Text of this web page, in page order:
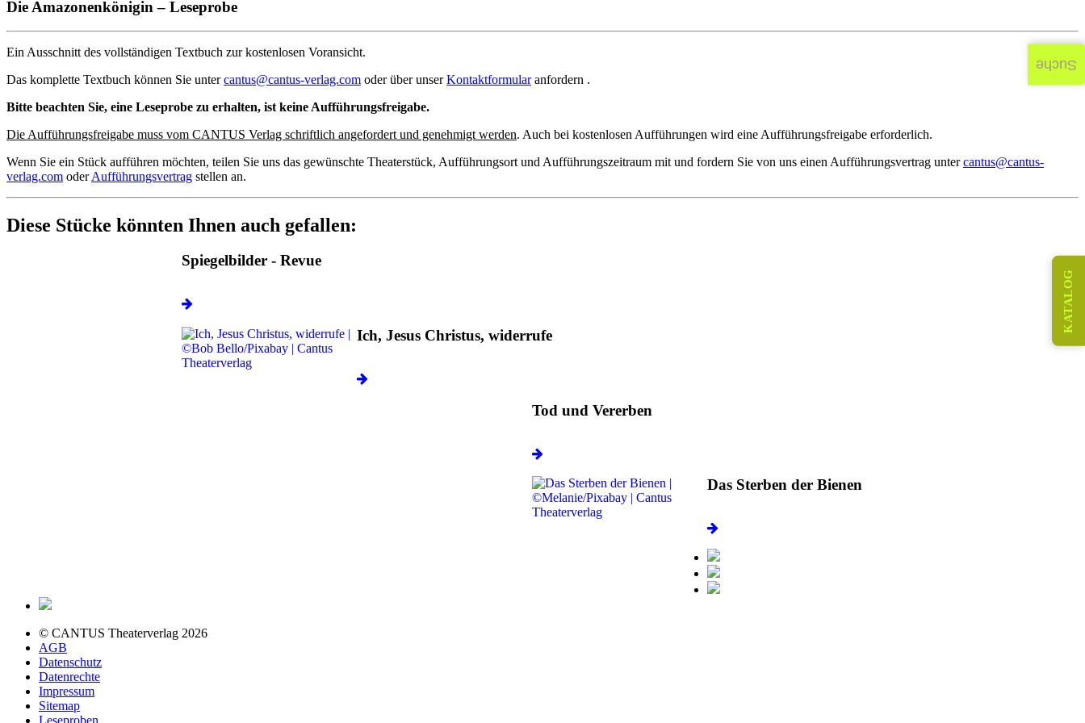
Die Amazonenkönigin – Leseprobe
Ein Ausschnitt des vollständigen Textbuch zur kostenlosen Voransicht.
Das komplette Textbuch können Sie untercantus@cantus-verlag.com oder über unserKontaktformularanfordern .
Bitte beachten Sie, eine Leseprobe zu erhalten, ist keine Aufführungsfreigabe.
Die Aufführungsfreigabe muss vom CANTUS Verlag schriftlich angefordert und genehmigt werden. Auch bei kostenlosen Aufführungen wird eine Aufführungsfreigabe erforderlich.
Wenn Sie ein Stück aufführen möchten, teilen Sie uns das gewünschte Theaterstück, Aufführungsort und Aufführungszeitraum mit und fordern Sie von uns einen Aufführungsvertrag untercantus@cantus-
verlag.com oderAufführungsvertrag stellen an.
Diese Stücke könnten Ihnen auch gefallen:
Spiegelbilder - Revue
Ich, Jesus Christus, widerrufe
Tod und Vererben
Das Sterben der Bienen
© CANTUS Theaterverlag 2026
AGB
Datenschutz
Datenrechte
Impressum
Sitemap
KATALOG
Suche